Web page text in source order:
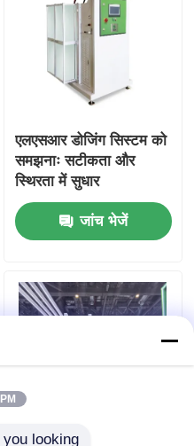
एलएसआर डोजिंग सिस्टम को
समझनाः सटीकता और
स्थिरता में सुधार
जांच भेजें
looking